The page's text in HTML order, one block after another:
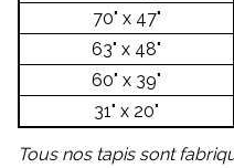
70" x 47"
63" x 48"
60" x 39"
31" x 20"
Tous nos tapis sont